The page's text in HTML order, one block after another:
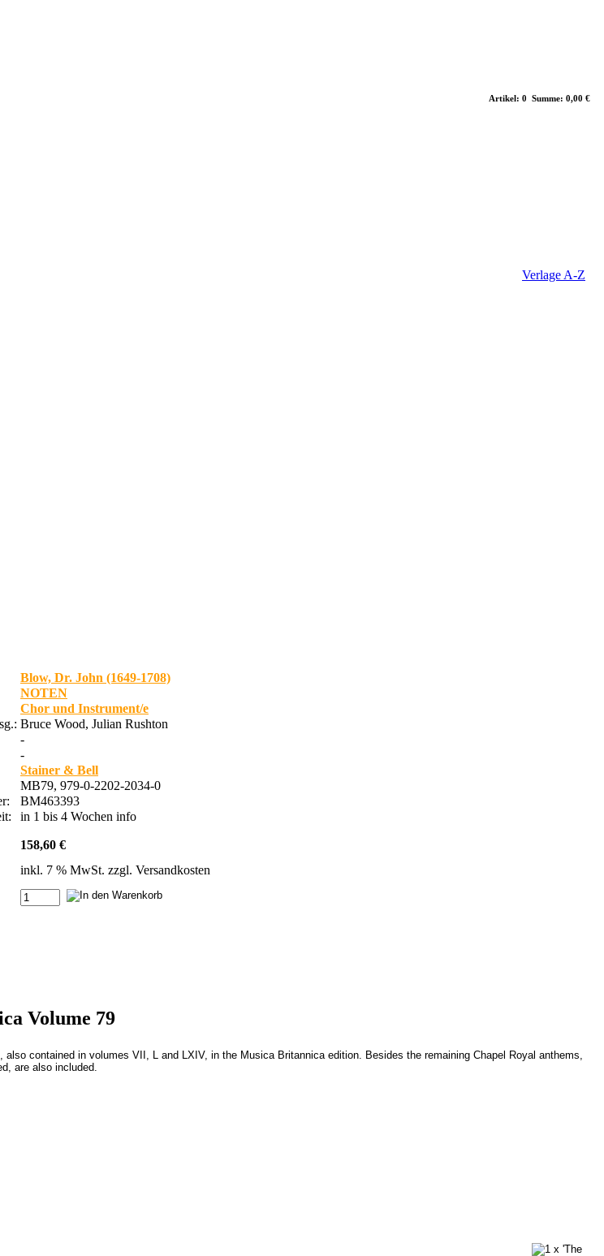
Artikel: 0 Summe: 0,00 €
Verlage A-Z
Blow, Dr. John (1649-1708)
NOTEN
Chor und Instrument/e
Bruce Wood, Julian Rushton
-
-
Stainer & Bell
MB79, 979-0-2202-2034-0
BM463393
in 1 bis 4 Wochen info
158,60 €
inkl. 7 % MwSt. zzgl. Versandkosten
Volume 79
contained in volumes VII, L and LXIV, in the Musica Britannica edition. Besides the remaining Chapel Royal anthems,
are also included.